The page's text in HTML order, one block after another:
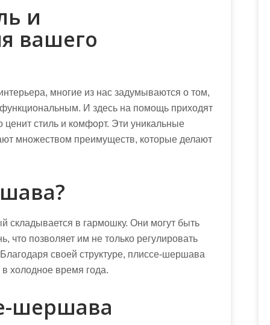
и
вашего
многие из нас задумываются о том,
функциональным. И здесь на помощь приходят
стиль и комфорт. Эти уникальные
множеством преимуществ, которые делают
в гармошку. Они могут быть
что позволяет им не только регулировать
своей структуре, плиссе-шершава
холодное время года.
шершава